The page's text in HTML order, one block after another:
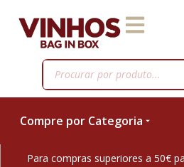
Compre por Categoria
Para compras superiores a 50€